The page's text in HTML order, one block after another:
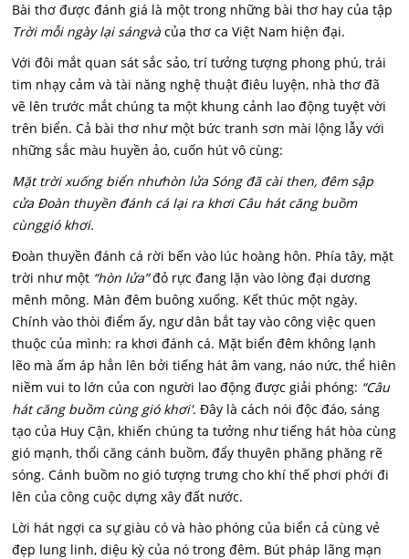
Bài thơ được đánh giá là một trong những bài thơ hay của tập
Trời mỗi ngày lại sángvà của thơ ca Việt Nam hiện đại.
Với đôi mắt quan sát sắc sảo, trí tưởng tượng phong phú, trái
tim nhạy cảm và tài năng nghệ thuật điêu luyện, nhà thơ đã
vẽ lên trước mắt chúng ta một khung cảnh lao động tuyệt vời
trên biển. Cả bài thơ như một bức tranh sơn mài lộng lẫy với
những sắc màu huyền ảo, cuốn hút vô cùng:
Mặt trời xuống biển nhưhòn lửa Sóng đã cài then, đêm sập
cửa Đoàn thuyền đánh cá lại ra khơi Câu hát căng buồm
cùnggió khơi.
Đoàn thuyền đánh cá rời bến vào lúc hoàng hôn. Phía tây, mặt
trời như một “hòn lửa”đỏ rực đang lặn vào lòng đại dương
mênh mông. Màn đêm buông xuống. Kết thúc một ngày.
Chính vào thòi điểm ấy, ngư dân bắt tay vào công việc quen
thuộc của mình: ra khơi đánh cá. Mặt biển đêm không lạnh
lẽo mà ấm áp hẳn lên bởi tiếng hát âm vang, náo nức, thể hiên
niềm vui to lớn của con người lao động được giải phóng: “Câu
hát căng buồm cùng gió khơi'. Đây là cách nói độc đáo, sáng
tạo của Huy Cận, khiến chúng ta tưởng như tiếng hát hòa cùng
gió mạnh, thổi căng cánh buồm, đẩy thuyên phăng phăng rẽ
sóng. Cánh buồm no gió tượng trưng cho khí thế phơi phới đi
lên của công cuộc dựng xây đất nước.
Lời hát ngợi ca sự giàu có và hào phóng của biển cả cùng vẻ
đẹp lung linh, diệu kỳ của nó trong đêm. Bút pháp lãng mạn